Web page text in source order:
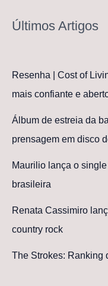
Últimos Artigos
Resenha | Cost of
mais confiante e
Álbum de estreia da
prensagem em disco
Maurilio lança o
brasileira
Renata Cassimiro
country rock
The Strokes: Ranking